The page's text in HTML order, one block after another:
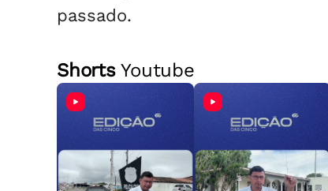
passado.
ShortsYoutube